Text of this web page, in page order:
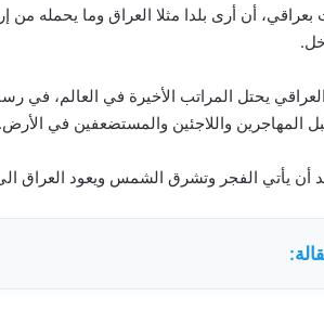
أن أرى بلدا مثلا العراق وما يحمله
يحتل المراتب الأخيرة في العالم، في
المهاجرين واللاجئين والمستضعفين في الأرض.
أن يأتي الفجر وتشرق الشمس ويعود العراق